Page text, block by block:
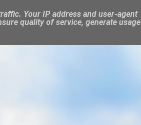
Your IP address and user-agent
quality of service, generate usage